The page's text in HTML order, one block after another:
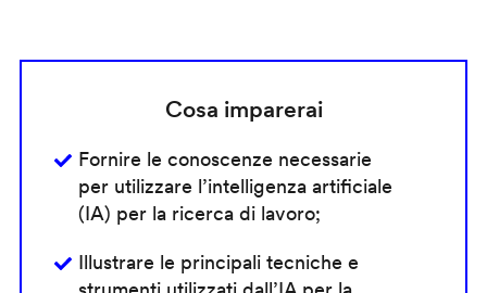
Cosa imparerai
Fornire le conoscenze necessarie
per utilizzare l’intelligenza artificiale
(IA) per la ricerca di lavoro;
Illustrare le principali tecniche e